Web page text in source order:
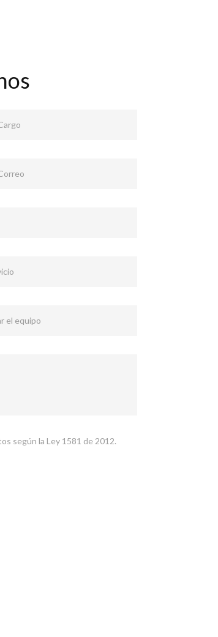
el equipo
según la Ley 1581 de 2012.